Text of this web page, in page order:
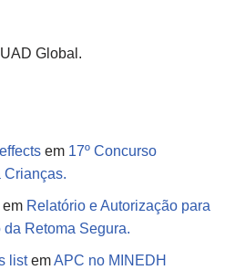
Global.
em 17º Concurso
Crianças.
em Relatório e Autorização para
Retoma Segura.
listemAPC no MINEDH